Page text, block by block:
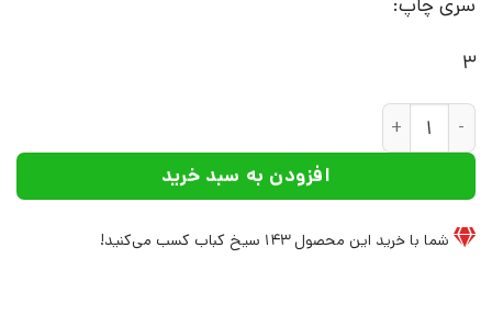
سری چاپ:
3
کتاب از همین که هستم خوشحالم | انتشارات آوای هانا عدد
افزودن به سبد خرید
شما با خرید این محصول143 سیخ کباب کسب می‌کنید!